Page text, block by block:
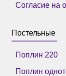
Согласие на
Постельные
Поплин 220
Поплин